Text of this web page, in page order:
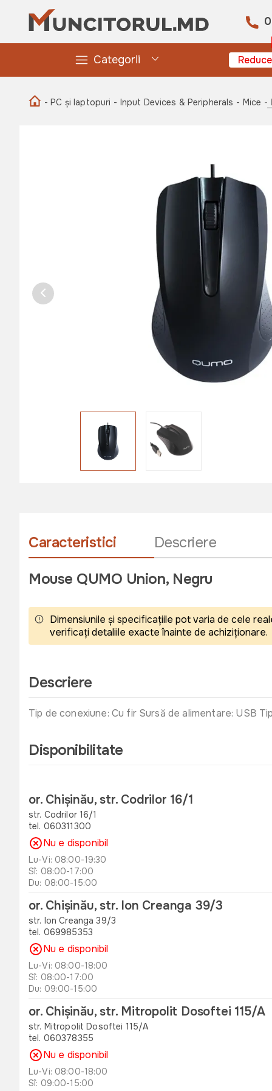
Categorii
- PC și laptopuri - Input Devices & Peripherals - Mice -
Caracteristici Descriere
Mouse QUMO Union, Negru
Dimensiunile și specificațiile pot varia de cele
verificați detaliile exacte înainte de achiziționare.
Descriere
Tip de conexiune: Cu fir Sursă de alimentare: USB
Disponibilitate
or. Chișinău, str. Codrilor 16/1
str. Codrilor 16/1
tel. 060311300
Nu e disponibil
Lu-Vi: 08:00-19:30
Sî: 08:00-17:00
Du: 08:00-15:00
or. Chișinău, str. Ion Creanga 39/3
str. Ion Creanga 39/3
tel. 069985353
Nu e disponibil
Lu-Vi: 08:00-18:00
Sî: 08:00-17:00
Du: 09:00-15:00
or. Chișinău, str. Mitropolit Dosoftei 115/A
str. Mitropolit Dosoftei 115/A
tel. 060378355
Nu e disponibil
Lu-Vi: 08:00-18:00
Sî: 09:00-15:00